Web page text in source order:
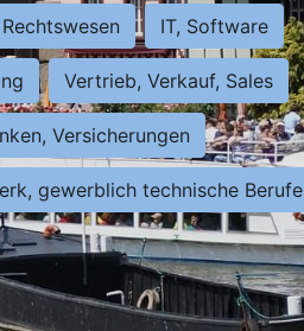
Rechtswesen IT, Software
Vertrieb, Verkauf, Sales
Versicherungen
gewerblich technische Berufe